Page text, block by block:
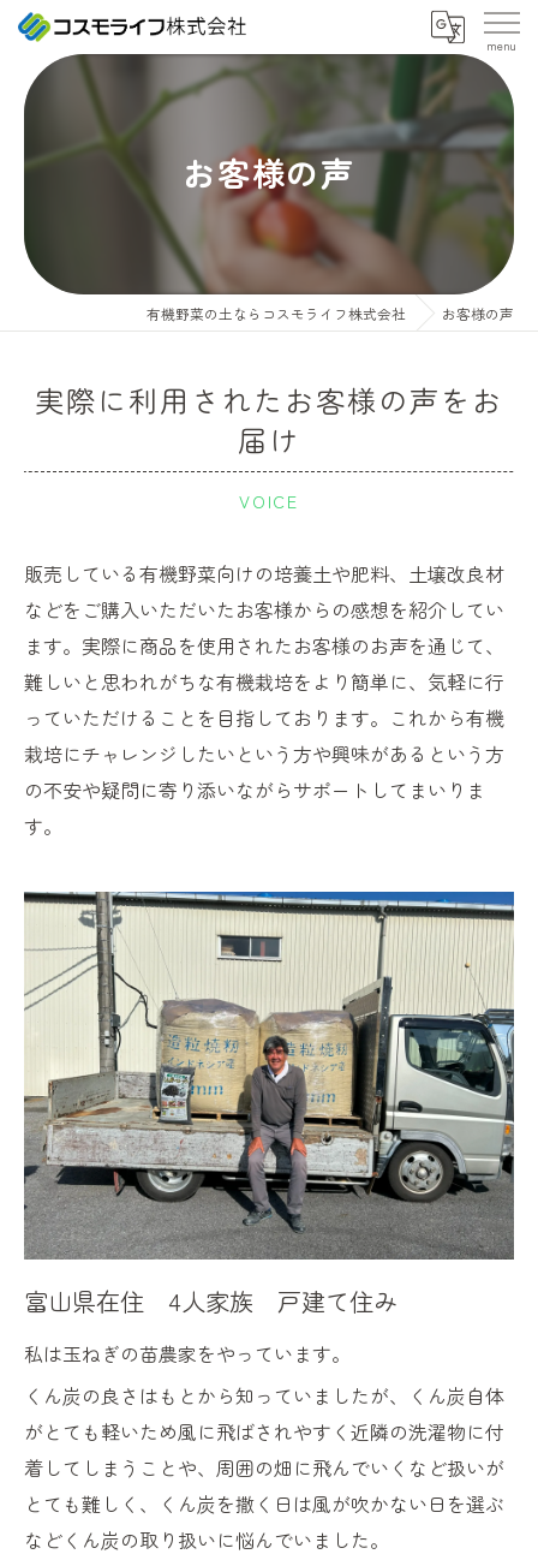
お客様の声
有機野菜の土ならコスモライフ株式会社 お客様の声
実際に利用されたお客様の声をお
届け
VOICE
販売している有機野菜向けの培養土や肥料、土壌改良材
などをご購入いただいたお客様からの感想を紹介してい
ます。実際に商品を使用されたお客様のお声を通じて、
難しいと思われがちな有機栽培をより簡単に、気軽に行
っていただけることを目指しております。これから有機
栽培にチャレンジしたいという方や興味があるという方
の不安や疑問に寄り添いながらサポートしてまいりま
す。
富山県在住 4人家族 戸建て住み
私は玉ねぎの苗農家をやっています。
くん炭の良さはもとから知っていましたが、くん炭自体
がとても軽いため風に飛ばされやすく近隣の洗濯物に付
着してしまうことや、周囲の畑に飛んでいくなど扱いが
とても難しく、くん炭を撒く日は風が吹かない日を選ぶ
などくん炭の取り扱いに悩んでいました。